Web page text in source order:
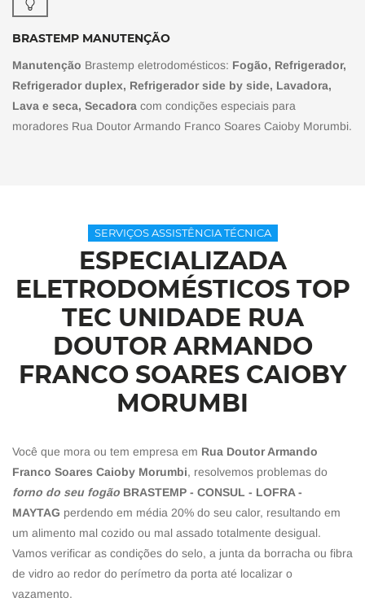
BRASTEMP MANUTENÇÃO
Manutenção Brastemp eletrodomésticos: Fogão, Refrigerador,
Refrigerador duplex, Refrigerador side by side, Lavadora,
Lava e seca, Secadora com condições especiais para
moradores Rua Doutor Armando Franco Soares Caioby Morumbi.
SERVIÇOS ASSISTÊNCIA TÉCNICA
ESPECIALIZADA
ELETRODOMÉSTICOS TOP
TEC UNIDADE RUA
DOUTOR ARMANDO
FRANCO SOARES CAIOBY
MORUMBI
Você que mora ou tem empresa em Rua Doutor Armando
Franco Soares Caioby Morumbi, resolvemos problemas do
forno do seu fogão BRASTEMP - CONSUL - LOFRA -
MAYTAG perdendo em média 20% do seu calor, resultando em
um alimento mal cozido ou mal assado totalmente desigual.
Vamos verificar as condições do selo, a junta da borracha ou fibra
de vidro ao redor do perímetro da porta até localizar o
vazamento.